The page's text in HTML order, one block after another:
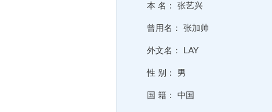
本 名： 张艺兴
曾用名： 张加帅
外文名： LAY
性 别： 男
国 籍： 中国